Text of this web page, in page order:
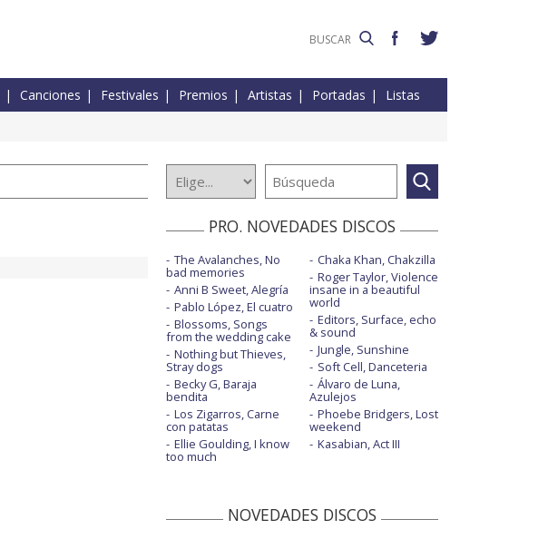
Canciones Festivales Premios Artistas Portadas Listas
PRO. NOVEDADES DISCOS
The Avalanches, No
bad memories
Anni B Sweet, Alegría
Pablo López, El cuatro
Blossoms, Songs
from the wedding cake
Nothing but Thieves,
Stray dogs
Becky G, Baraja
bendita
Los Zigarros, Carne
con patatas
Ellie Goulding, I know
too much
Chaka Khan, Chakzilla
Roger Taylor, Violence
insane in a beautiful
world
Editors, Surface, echo
& sound
Jungle, Sunshine
Soft Cell, Danceteria
Álvaro de Luna,
Azulejos
Phoebe Bridgers, Lost
weekend
Kasabian, Act III
NOVEDADES DISCOS